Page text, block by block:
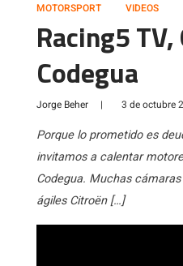
MOTORSPORT VIDEOS
Racing5
Codegua
Jorge Beher | 3 de octubre
Porque lo prometido es
invitamos a calentar
Codegua. Muchas
ágiles Citroën […]